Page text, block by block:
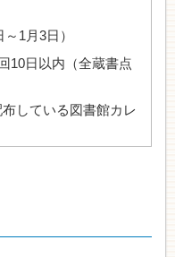
1月3日）
10日以内（全蔵書点
している図書館カレ